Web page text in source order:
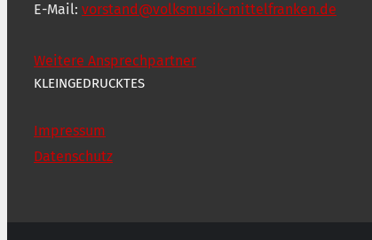
E-Mail: vorstand@volksmusik-mittelfranken.de
Weitere Ansprechpartner
KLEINGEDRUCKTES
Impressum
Datenschutz